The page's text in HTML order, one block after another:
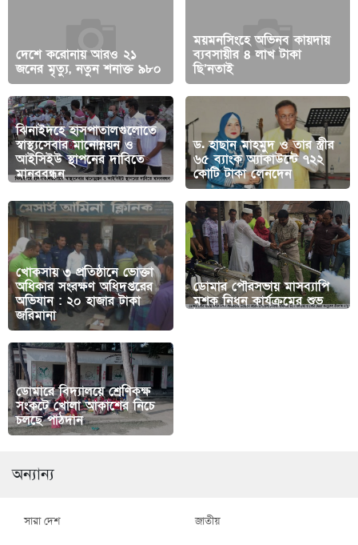
দেশে করোনায় আরও ২১
জনের মৃত্যু, নতুন শনাক্ত ৯৮০
ময়মনসিংহে অভিনব কায়দায়
ব্যবসায়ীর ৪ লাখ টাকা
ছি’নতাই
ঝিনাইদহে হাসপাতালগুলোতে
স্বাস্থ্যসেবার মানোন্নয়ন ও
আইসিইউ স্থাপনের দাবিতে
মানববন্ধন
ড. হাছান মাহমুদ ও তার স্ত্রীর
৬৫ ব্যাংক অ্যাকাউন্টে ৭২২
কোটি টাকা লেনদেন
খোকসায় ৩ প্রতিষ্ঠানে ভোক্তা
অধিকার সংরক্ষণ অধিদপ্তরের
অভিযান : ২০ হাজার টাকা
জরিমানা
ডোমার পৌরসভায় মাসব্যাপি
মশক নিধন কার্যক্রমের শুভ
ডোমারে বিদ্যালয়ে শ্রেণিকক্ষ
সংকটে খোলা আকাশের নিচে
চলছে পাঠদান
অন্যান্য
সারা দেশ জাতীয়